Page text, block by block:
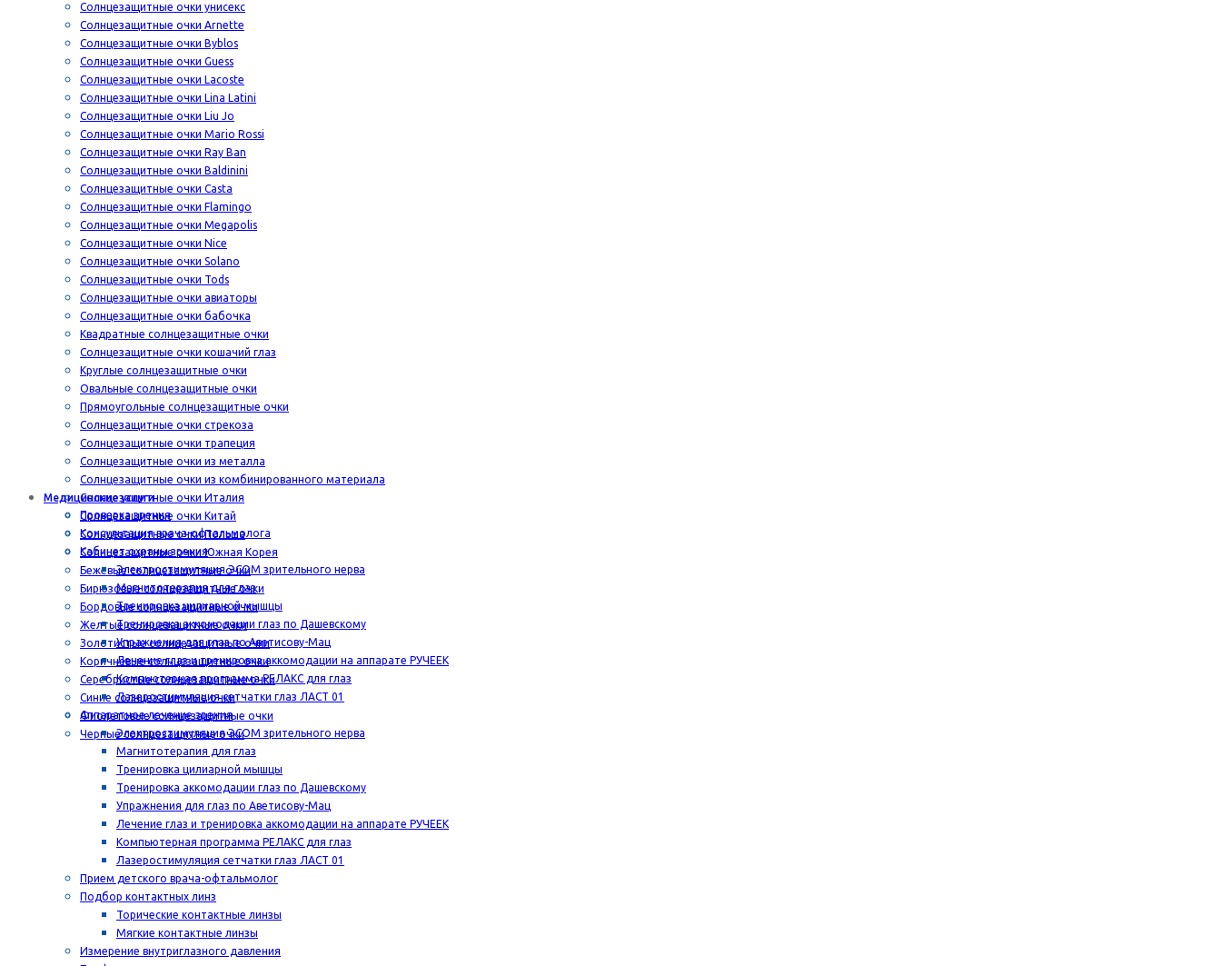
Солнцезащитные очки унисекс
Солнцезащитные очки Arnette
Солнцезащитные очки Byblos
Солнцезащитные очки Guess
Солнцезащитные очки Lacoste
Солнцезащитные очки Lina Latini
Солнцезащитные очки Liu Jo
Солнцезащитные очки Mario Rossi
Солнцезащитные очки Ray Ban
Солнцезащитные очки Baldinini
Солнцезащитные очки Casta
Солнцезащитные очки Flamingo
Солнцезащитные очки Megapolis
Солнцезащитные очки Nice
Солнцезащитные очки Solano
Солнцезащитные очки Tods
Солнцезащитные очки авиаторы
Солнцезащитные очки бабочка
Квадратные солнцезащитные очки
Солнцезащитные очки кошачий глаз
Круглые солнцезащитные очки
Овальные солнцезащитные очки
Прямоугольные солнцезащитные очки
Солнцезащитные очки стрекоза
Солнцезащитные очки трапеция
Солнцезащитные очки из металла
Солнцезащитные очки из комбинированного материала
Солнцезащитные очки Италия
Солнцезащитные очки Китай
Солнцезащитные очки Польша
Солнцезащитные очки Южная Корея
Бежевые солнцезащитные очки
Бирюзовые солнцезащитные очки
Бордовые солнцезащитные очки
Желтые солнцезащитные очки
Золотистые солнцезащитные очки
Коричневые солнцезащитные очки
Серебристые солнцезащитные очки
Синие солнцезащитные очки
Фиолетовые солнцезащитные очки
Черные солнцезащитные очки
Медицинские услуги
Проверка зрения
Консультация врача-офтальмолога
Кабинет охраны зрения
Электростимуляция ЭСОМ зрительного нерва
Магнитотерапия для глаз
Тренировка цилиарной мышцы
Тренировка аккомодации глаз по Дашевскому
Упражнения для глаз по Аветисову-Мац
Лечение глаз и тренировка аккомодации на аппарате РУЧЕЕК
Компьютерная программа РЕЛАКС для глаз
Лазеростимуляция сетчатки глаз ЛАСТ 01
Аппаратное лечение зрения
Электростимуляция ЭСОМ зрительного нерва
Магнитотерапия для глаз
Тренировка цилиарной мышцы
Тренировка аккомодации глаз по Дашевскому
Упражнения для глаз по Аветисову-Мац
Лечение глаз и тренировка аккомодации на аппарате РУЧЕЕК
Компьютерная программа РЕЛАКС для глаз
Лазеростимуляция сетчатки глаз ЛАСТ 01
Прием детского врача-офтальмолог
Подбор контактных линз
Торические контактные линзы
Мягкие контактные линзы
Измерение внутриглазного давления